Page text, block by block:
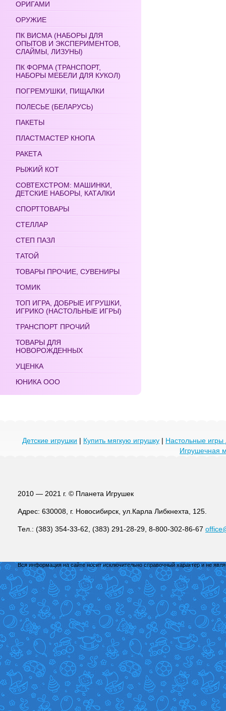
ОРИГАМИ
ОРУЖИЕ
ПК ВИСМА (НАБОРЫ ДЛЯ
ОПЫТОВ И ЭКСПЕРИМЕНТОВ,
СЛАЙМЫ, ЛИЗУНЫ)
ПК ФОРМА (ТРАНСПОРТ,
НАБОРЫ МЕБЕЛИ ДЛЯ КУКОЛ)
ПОГРЕМУШКИ, ПИЩАЛКИ
ПОЛЕСЬЕ (БЕЛАРУСЬ)
ПАКЕТЫ
ПЛАСТМАСТЕР КНОПА
РАКЕТА
РЫЖИЙ КОТ
СОВТЕХСТРОМ: МАШИНКИ,
ДЕТСКИЕ НАБОРЫ, КАТАЛКИ
СПОРТТОВАРЫ
СТЕЛЛАР
СТЕП ПАЗЛ
ТАТОЙ
ТОВАРЫ ПРОЧИЕ, СУВЕНИРЫ
ТОМИК
ТОП ИГРА, ДОБРЫЕ ИГРУШКИ,
ИГРИКО (НАСТОЛЬНЫЕ ИГРЫ)
ТРАНСПОРТ ПРОЧИЙ
ТОВАРЫ ДЛЯ
НОВОРОЖДЕННЫХ
УЦЕНКА
ЮНИКА ООО
Детские игрушки | Купить мягкую игрушку | Настольные игры
Игрушечная
2010 — 2021 г. © Планета Игрушек
Адрес: 630008, г. Новосибирск, ул.Карла Либкнехта, 125.
Тел.: (383) 354-33-62, (383) 291-28-29, 8-800-302-86-67
Вся информация на сайте носит исключительно справочный характер и не